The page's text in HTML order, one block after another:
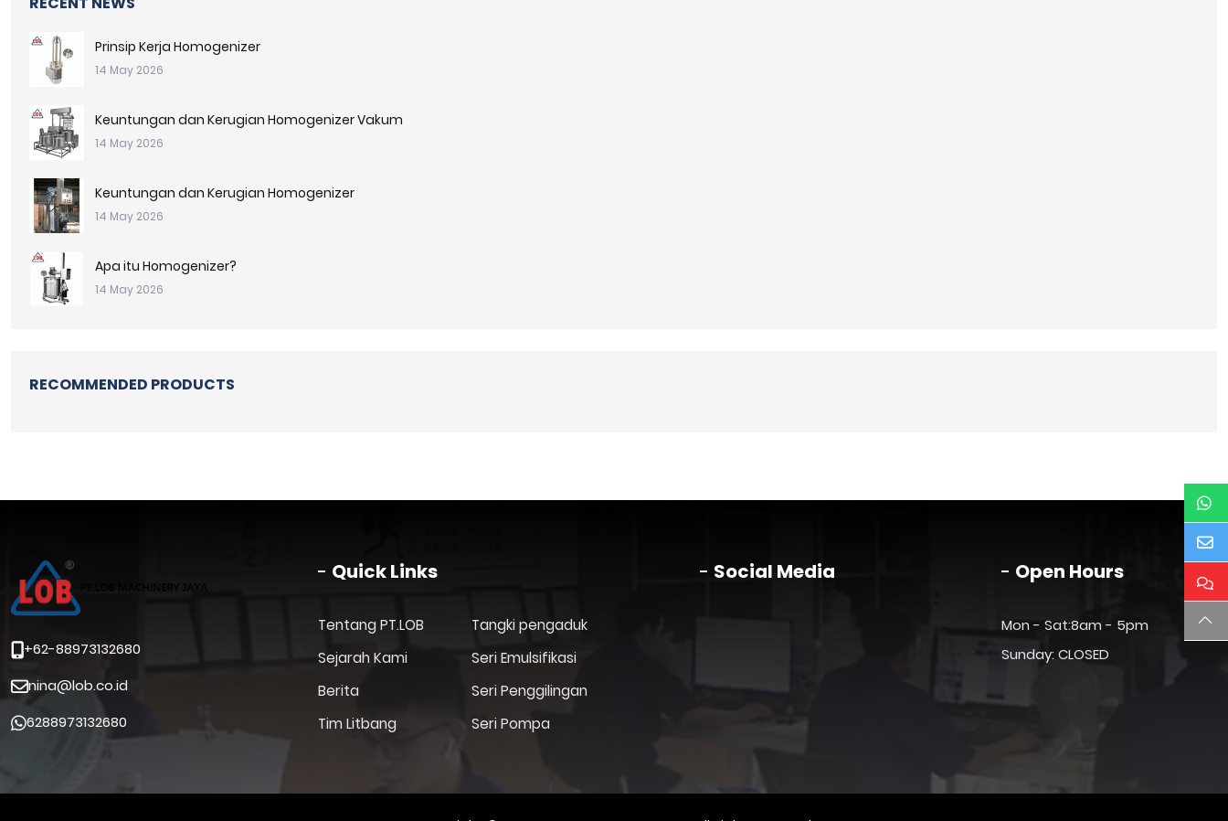
Prinsip Kerja Homogenizer
14 May 2026
Keuntungan dan Kerugian Homogenizer Vakum
14 May 2026
Keuntungan dan Kerugian Homogenizer
14 May 2026
Apa itu Homogenizer?
14 May 2026
RECOMMENDED PRODUCTS
+62-88973132680
nina@lob.co.id
6288973132680
Quick Links
Tentang PT.LOB
Sejarah Kami
Berita
Tim Litbang
Tangki pengaduk
Seri Emulsifikasi
Seri Penggilingan
Seri Pompa
Social Media Open Hours
Mon - Sat:8am - 5pm
Sunday: CLOSED